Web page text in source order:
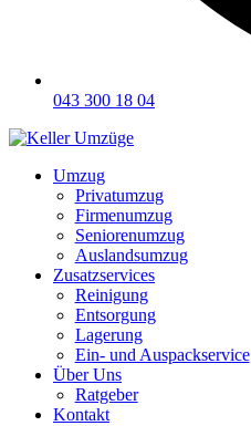
043 300 18 04
Umzug
Privatumzug
Firmenumzug
Seniorenumzug
Auslandsumzug
Zusatzservices
Reinigung
Entsorgung
Lagerung
Ein- und Auspackservice
Über Uns
Ratgeber
Kontakt